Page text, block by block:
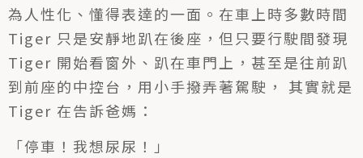
為人性化、懂得表達的一面。在車上時多數時間
Tiger 只是安靜地趴在後座，但只要行駛間發現
Tiger 開始看窗外、趴在車門上，甚至是往前趴
到前座的中控台，用小手撥弄著駕駛， 其實就是
Tiger 在告訴爸媽：
「停車！我想尿尿！」